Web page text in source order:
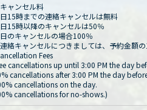
ャンセル料
15時までの連絡キャンセルは無料
15時以降のキャンセルは50％
のキャンセルの場合100％
絡キャンセルにつきましては、予約金額の
Fees
cancellations up until 3:00 PM the day
cancellations after 3:00 PM the day
cancellations on the day.
cancellations for no-shows.)